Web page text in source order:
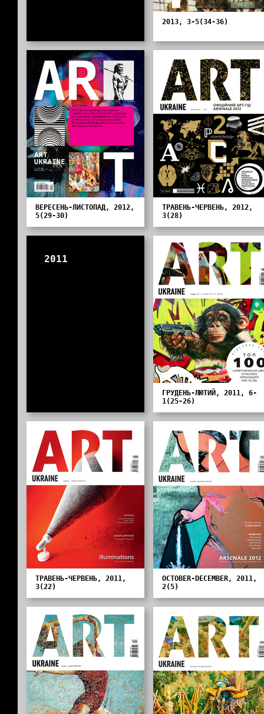
2013, 3-5(34-36)
ВЕРЕСЕНЬ-ЛИСТОПАД, 2012,
5(29-30)
ТРАВЕНЬ-ЧЕРВЕНЬ, 2012,
3(28)
2011
ГРУДЕНЬ-ЛЮТИЙ, 2011, 6-
1(25-26)
ТРАВЕНЬ-ЧЕРВЕНЬ, 2011,
3(22)
OCTOBER-DECEMBER, 2011,
2(5)